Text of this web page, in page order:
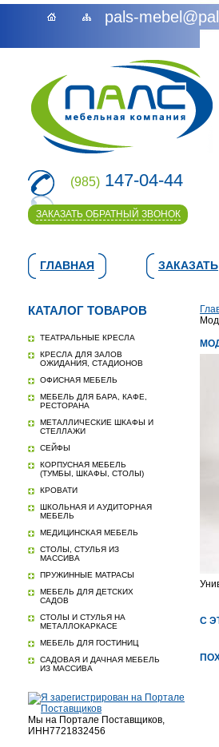
pals-
(985) 147-04-44
ЗАКАЗАТЬ ОБРАТНЫЙ ЗВОНОК
ГЛАВНАЯ ЗАКАЗАТЬ
КАТАЛОГ ТОВАРОВ
ТЕАТРАЛЬНЫЕ КРЕСЛА
КРЕСЛА ДЛЯ ЗАЛОВ
ОЖИДАНИЯ, СТАДИОНОВ
ОФИСНАЯ МЕБЕЛЬ
МЕБЕЛЬ ДЛЯ БАРА, КАФЕ,
РЕСТОРАНА
МЕТАЛЛИЧЕСКИЕ ШКАФЫ И
СТЕЛЛАЖИ
СЕЙФЫ
КОРПУСНАЯ МЕБЕЛЬ
(ТУМБЫ, ШКАФЫ, СТОЛЫ)
КРОВАТИ
ШКОЛЬНАЯ И АУДИТОРНАЯ
МЕБЕЛЬ
МЕДИЦИНСКАЯ МЕБЕЛЬ
СТОЛЫ, СТУЛЬЯ ИЗ
МАССИВА
ПРУЖИННЫЕ МАТРАСЫ
МЕБЕЛЬ ДЛЯ ДЕТСКИХ
САДОВ
СТОЛЫ И СТУЛЬЯ НА
МЕТАЛЛОКАРКАСЕ
МЕБЕЛЬ ДЛЯ ГОСТИНИЦ
САДОВАЯ И ДАЧНАЯ МЕБЕЛЬ
ИЗ МАССИВА
Мы на Портале Поставщиков,
ИНН7721832456
С